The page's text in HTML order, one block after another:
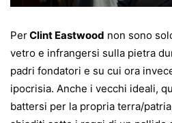
PerClint Eastwood non sono
vetro e infrangersi sulla pietra
padri fondatori e su cui ora
ipocrisia. Anche i vecchi ideali,
battersi per la propria terra/